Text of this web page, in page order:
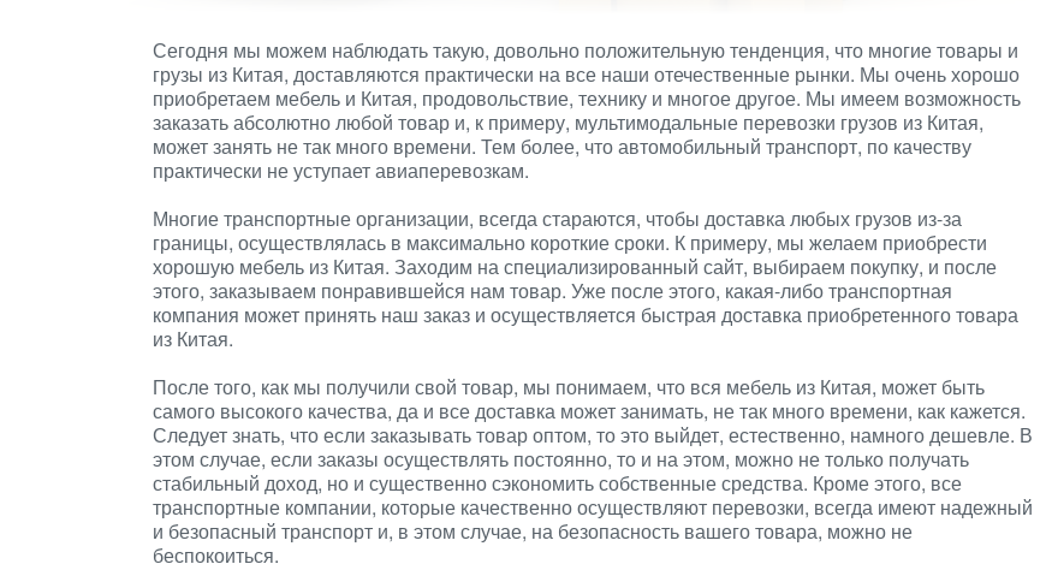
Сегодня мы можем наблюдать такую, довольно положительную тенденция, что многие товары и
грузы из Китая, доставляются практически на все наши отечественные рынки. Мы очень хорошо
приобретаем мебель и Китая, продовольствие, технику и многое другое. Мы имеем возможность
заказать абсолютно любой товар и, к примеру, мультимодальные перевозки грузов из Китая,
может занять не так много времени. Тем более, что автомобильный транспорт, по качеству
практически не уступает авиаперевозкам.
Многие транспортные организации, всегда стараются, чтобы доставка любых грузов из-за
границы, осуществлялась в максимально короткие сроки. К примеру, мы желаем приобрести
хорошую мебель из Китая. Заходим на специализированный сайт, выбираем покупку, и после
этого, заказываем понравившейся нам товар. Уже после этого, какая-либо транспортная
компания может принять наш заказ и осуществляется быстрая доставка приобретенного товара
из Китая.
После того, как мы получили свой товар, мы понимаем, что вся мебель из Китая, может быть
самого высокого качества, да и все доставка может занимать, не так много времени, как кажется.
Следует знать, что если заказывать товар оптом, то это выйдет, естественно, намного дешевле. В
этом случае, если заказы осуществлять постоянно, то и на этом, можно не только получать
стабильный доход, но и существенно сэкономить собственные средства. Кроме этого, все
транспортные компании, которые качественно осуществляют перевозки, всегда имеют надежный
и безопасный транспорт и, в этом случае, на безопасность вашего товара, можно не
беспокоиться.